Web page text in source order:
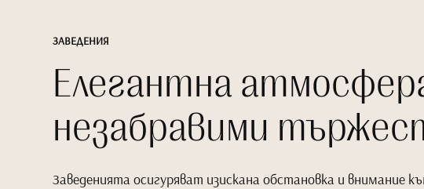
ЗАВЕДЕНИЯ
Елегантна
незабравими
Заведенията осигуряват изискана обстановка и внимание